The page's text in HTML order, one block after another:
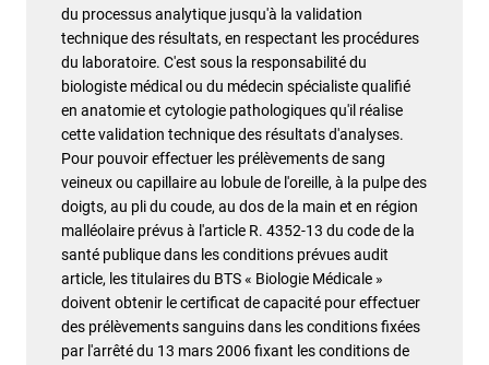
du processus analytique jusqu'à la validation
technique des résultats, en respectant les procédures
du laboratoire. C'est sous la responsabilité du
biologiste médical ou du médecin spécialiste qualifié
en anatomie et cytologie pathologiques qu'il réalise
cette validation technique des résultats d'analyses.
Pour pouvoir effectuer les prélèvements de sang
veineux ou capillaire au lobule de l'oreille, à la pulpe des
doigts, au pli du coude, au dos de la main et en région
malléolaire prévus à l'article R. 4352-13 du code de la
santé publique dans les conditions prévues audit
article, les titulaires du BTS « Biologie Médicale »
doivent obtenir le certificat de capacité pour effectuer
des prélèvements sanguins dans les conditions fixées
par l'arrêté du 13 mars 2006 fixant les conditions de